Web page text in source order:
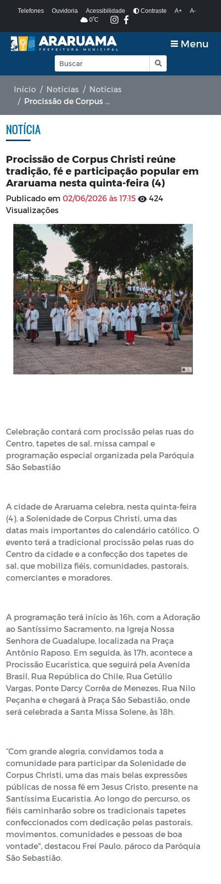
Telefones Ouvidoria Acessibilidade Contraste A+
A-
0ºC
Menu
Início Notícias
Notícias
Procissão de Corpus Christi reúne tradição, fé e participação popular em Araruama nesta quinta-feira (4)
NOTÍCIA
Procissão de Corpus Christi reúne
tradição, fé e participação popular em
Araruama nesta quinta-feira (4)
Publicado em 02/06/2026 às 17:15
424
Visualizações
Celebração contará com procissão pelas ruas do
Centro, tapetes de sal, missa campal e
programação especial organizada pela Paróquia
São Sebastião
A cidade de Araruama celebra, nesta quinta-feira
(4), a Solenidade de Corpus Christi, uma das
datas mais importantes do calendário católico. O
evento terá a tradicional procissão pelas ruas do
Centro da cidade e a confecção dos tapetes de
sal, que mobiliza fiéis, comunidades, pastorais,
comerciantes e moradores.
A programação terá início às 16h, com a Adoração
ao Santíssimo Sacramento, na Igreja Nossa
Senhora de Guadalupe, localizada na Praça
Antônio Raposo. Em seguida, às 17h, acontece a
Procissão Eucarística, que seguirá pela Avenida
Brasil, Rua República do Chile, Rua Getúlio
Vargas, Ponte Darcy Corrêa de Menezes, Rua Nilo
Peçanha e chegará à Praça São Sebastião, onde
será celebrada a Santa Missa Solene, às 18h.
“Com grande alegria, convidamos toda a
comunidade para participar da Solenidade de
Corpus Christi, uma das mais belas expressões
públicas de nossa fé em Jesus Cristo, presente na
Santíssima Eucaristia. Ao longo do percurso, os
fiéis caminharão sobre os tradicionais tapetes
confeccionados com dedicação pelas pastorais,
movimentos, comunidades e pessoas de boa
vontade", destacou Frei Paulo, pároco da Paróquia
São Sebastião.